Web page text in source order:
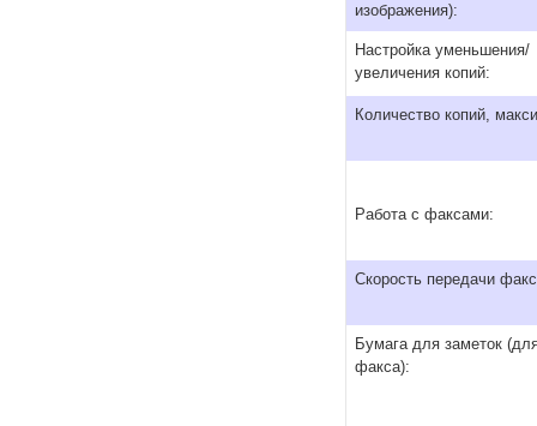
изображения):
Настройка уменьшения/
увеличения копий:
Количество копий,
Работа с факсами:
Скорость передачи
Бумага для заметок
факса):